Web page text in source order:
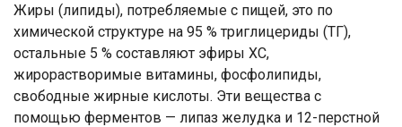
Жиры (липиды), потребляемые с пищей, это по
химической структуре на 95 % триглицериды (ТГ),
остальные 5 % составляют эфиры ХС,
жирорастворимые витамины, фосфолипиды,
свободные жирные кислоты. Эти вещества с
помощью ферментов — липаз желудка и 12-перстной